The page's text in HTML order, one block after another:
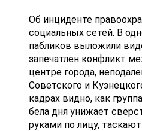
Об инциденте
социальных сетей. В
пабликов выложили
запечатлен конфликт
центре города,
Советского и
кадрах видно, как
бела дня унижает
руками по лицу,